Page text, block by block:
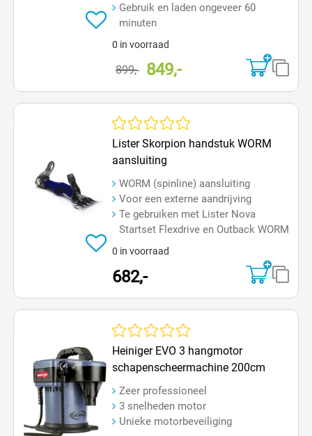
Gebruik en laden ongeveer 60
minuten
0 in voorraad
899,- 849,-
Op=Op
Gemiddelde waardering van 0 van 5 sterren
Lister Skorpion handstuk WORM
aansluiting
WORM (spinline) aansluiting
Voor een externe aandrijving
Te gebruiken met Lister Nova
Startset Flexdrive en Outback WORM
0 in voorraad
682,-
Op=Op
Heiniger EVO 3 hangmotor
schapenscheermachine 200cm
Zeer professioneel
3 snelheden motor
Unieke motorbeveiliging